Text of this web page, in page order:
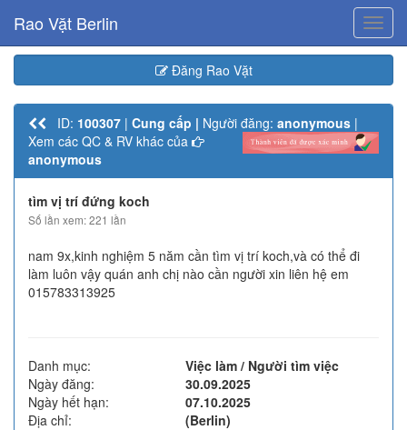
Rao Vặt Berlin
Đăng Rao Vặt
ID: 100307 | Cung cấp | Người đăng: anonymous |
Xem các QC & RV khác của
anonymous
tìm vị trí đứng koch
Số lần xem: 221 lần
nam 9x,kinh nghiệm 5 năm cần tìm vị trí koch,và có thể đi
làm luôn vậy quán anh chị nào cần người xin liên hệ em
015783313925
Danh mục:
Việc làm / Người tìm việc
Ngày đăng:
30.09.2025
Ngày hết hạn:
07.10.2025
Địa chỉ:
(Berlin)